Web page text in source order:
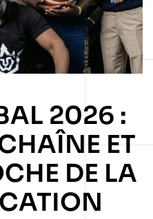
2026 :
ET
DE LA